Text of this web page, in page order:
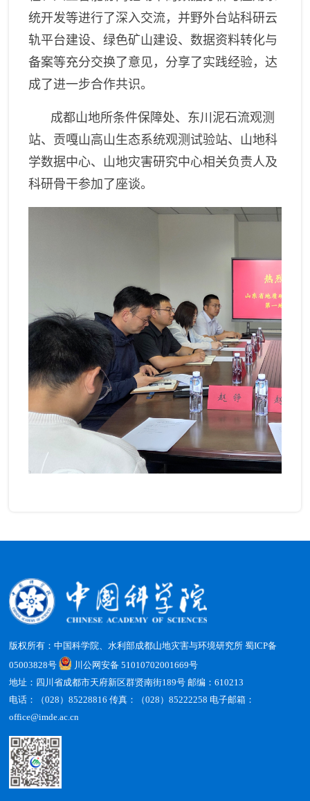
统开发等进行了深入交流，并野外台站科研云
轨平台建设、绿色矿山建设、数据资料转化与
备案等充分交换了意见，分享了实践经验，达
成了进一步合作共识。
成都山地所条件保障处、 东川泥石流观测
站、 贡嘎山高山生态系统观测试验站、山地科
学数据中心、山地灾害研究中心相关负责人及
科研骨干参加了座谈。
版权所有：中国科学院、水利部成都山地灾害与环境研究所蜀ICP备
05003828号
川公网安备 51010702001669号
地址：四川省成都市天府新区群贤南街189号 邮编：610213
电话：（028）85228816 传真：（028）85222258 电子邮箱：
office@imde.ac.cn